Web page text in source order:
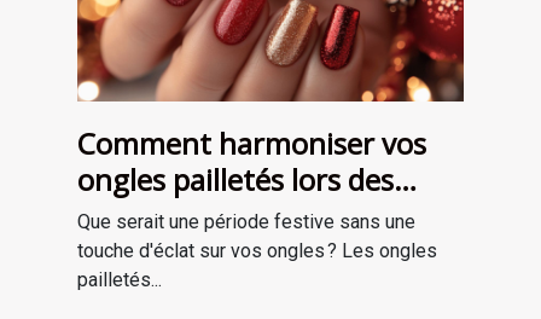
Comment harmoniser vos
ongles pailletés lors des
fêtes ?
Que serait une période festive sans une
touche d'éclat sur vos ongles ? Les ongles
pailletés...